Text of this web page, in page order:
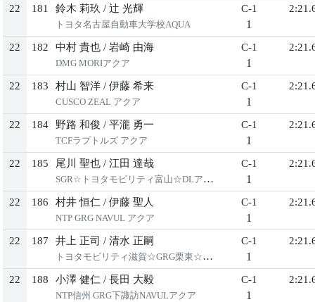
22 181 鈴木 莉玖 / 辻 光輝
トヨタ名古屋自動車大学校AQUA
C-1
1
22 182 中村 貴也 / 岩崎 由海
DMG MORIアクア
C-1
1
22 183 村山 智洋 / 伊藤 希来
CUSCO ZEAL アクア
C-1
1
22 184 野路 和俊 / 平瀧 勇一
TCFラプトルズ アクア
C-1
1
22 185 尾川 聖也 / 江田 達哉
SGR☆トヨタモビリティ富山☆DLアクア
C-1
1
22 186 村井 恒仁 / 伊藤 聖人
NTP GRG NAVUL アクア
C-1
1
22 187 井上 正司 / 清水 正嗣
トヨタモビリティ滋賀☆GRG栗東☆アクア
C-1
1
22 188 小澤 健仁 / 長田 大毅
NTP信州 GRG下諏訪NAVULアクア
C-1
1